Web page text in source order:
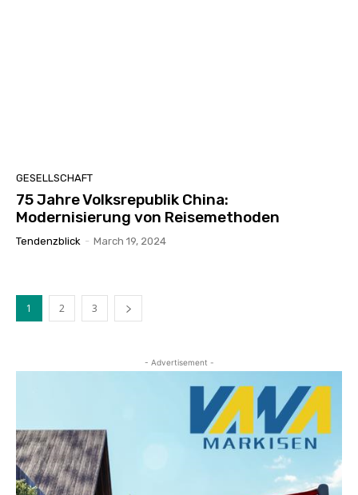
GESELLSCHAFT
75 Jahre Volksrepublik China:
Modernisierung von Reisemethoden
Tendenzblick - March 19, 2024
1 2 3
- Advertisement -